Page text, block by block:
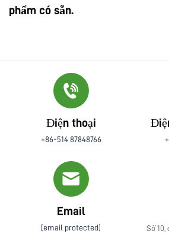
phẩm có sẵn.
Điện thoại
+86-514 87848766
Email
[email protected]
Số